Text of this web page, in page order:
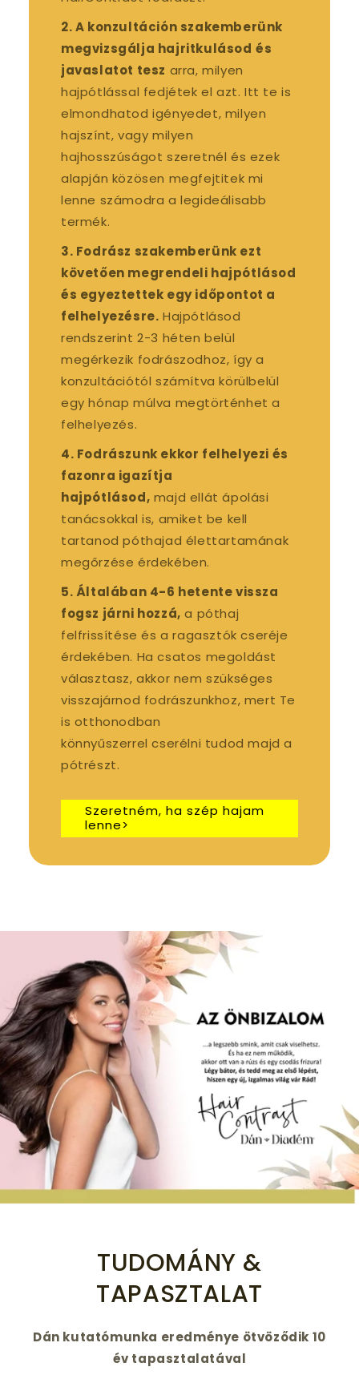
2. A konzultáción szakemberünk
megvizsgálja hajritkulásod és
javaslatot tesz arra, milyen
hajpótlással fedjétek el azt. Itt te is
elmondhatod igényedet, milyen
hajszínt, vagy milyen
hajhosszúságot szeretnél és ezek
alapján közösen megfejtitek mi
lenne számodra a legideálisabb
termék.
3. Fodrász szakemberünk ezt
követően megrendeli hajpótlásod
és egyeztettek egy időpontot a
felhelyezésre. Hajpótlásod
rendszerint 2-3 héten belül
megérkezik fodrászodhoz, így a
konzultációtól számítva körülbelül
egy hónap múlva megtörténhet a
felhelyezés.
4. Fodrászunk ekkor felhelyezi és
fazonra igazítja
hajpótlásod, majd ellát ápolási
tanácsokkal is, amiket be kell
tartanod póthajad élettartamának
megőrzése érdekében.
5. Általában 4-6 hetente vissza
fogsz járni hozzá, a póthaj
felfrissítése és a ragasztók cseréje
érdekében. Ha csatos megoldást
választasz, akkor nem szükséges
visszajárnod fodrászunkhoz, mert Te
is otthonodban
könnyűszerrel cserélni tudod majd a
pótrészt.
Szeretném, ha szép hajam
lenne>
TUDOMÁNY &
TAPASZTALAT
Dán kutatómunka eredménye ötvöződik 10
év tapasztalatával